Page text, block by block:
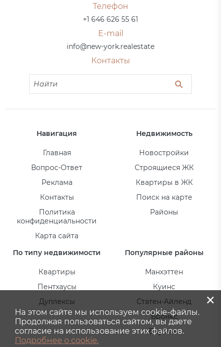
Телефон
+1 646 626 55 61
E-mail
info@new-york.realestate
Контакты
Навигация
Главная
Вопрос-Ответ
Реклама
Контакты
Политика
конфиденциальности
Карта сайта
Недвижимость
Новостройки
Строящиеся ЖК
Квартиры в ЖК
Поиск на карте
Районы
По типу недвижимости
Квартиры
Пентхаусы
Дуплексы
Популярные районы
Манхэттен
Куинс
Статен-Айленд
Бронкс
Бруклин
×
На этом сайте мы используем cookie-файлы.
Продолжая пользоваться сайтом, вы даете
согласие на использование этих файлов.
Подробнее о cookie.